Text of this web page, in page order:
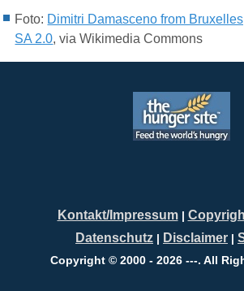
Foto: Dimitri Damasceno from
SA 2.0, via Wikimedia Commons
Kontakt/Impressum|
Datenschutz | Disclaimer |
Copyright © 2000 - 2026 ---. All